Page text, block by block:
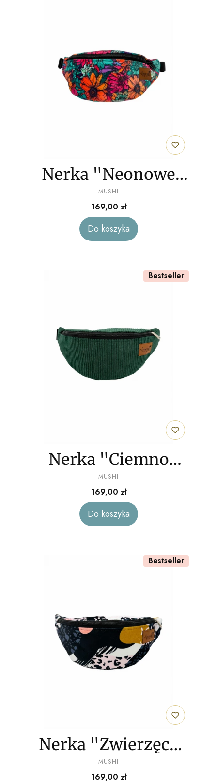
Nerka "Neonowe
kwiaty" welur
PRODUCENT
MUSHI
Cena
169,00 zł
Do koszyka
Bestseller
Nerka "Ciemno
zielony" sztruks
PRODUCENT
MUSHI
Cena
169,00 zł
Do koszyka
Bestseller
Nerka "Zwierzęce
lastriko" welur
PRODUCENT
MUSHI
Cena
169,00 zł